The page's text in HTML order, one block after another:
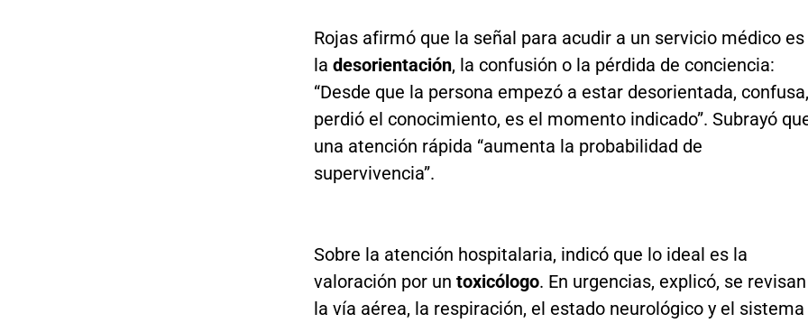
Rojas afirmó que la señal para acudir a un servicio médico es
la desorientación, la confusión o la pérdida de conciencia:
“Desde que la persona empezó a estar desorientada, confusa,
perdió el conocimiento, es el momento indicado”. Subrayó
una atención rápida “aumenta la probabilidad de
supervivencia”.
Sobre la atención hospitalaria, indicó que lo ideal es la
valoración por un toxicólogo. En urgencias, explicó, se revisan
la vía aérea, la respiración, el estado neurológico y el sistema